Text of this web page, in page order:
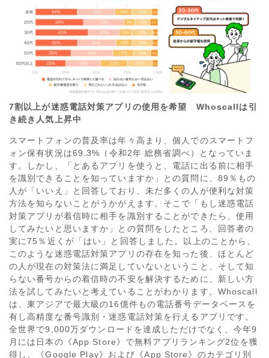
7割以上が迷惑電話対策アプリの使用を希望 Whoscallは引
き続き人気上昇中
スマートフォンの普及率は年々高まり、個人でのスマートフ
ォン保有状況は69.3%（令和2年 総務省調べ）となっていま
す。しかし、「とあるアプリを使うと、電話に出る前に相手
を識別できることを知っていますか」との質問に、89％もの
人が「いいえ」と回答しており、未だ多くの人が便利な対策
方法を知らないことがうかがえます。そこで「もし迷惑電話
対策アプリが着信時に相手を識別することができたら、使用
してみたいと思いますか」との質問をしたところ、回答者の
実に75％近くが「はい」と回答しました。以上のことから、
このような迷惑電話対策アプリの存在を知った後、ほとんど
の人が現在の対策法に満足していないということ、そして知
らない番号からの着信時の不安を解決するために、新しい方
法を試してみたいと考えていることがわかります。Whoscall
は、東アジアで最大級の16億件もの電話番号データベースを
有し高精度な番号識別・迷惑電話対策を行えるアプリです。
全世界で9,000万ダウンロードを達成しただけでなく、今年9
月には日本の《App Store》で無料アプリランキング2位を獲
得し、《Google Play》および《App Store》のカテゴリ別